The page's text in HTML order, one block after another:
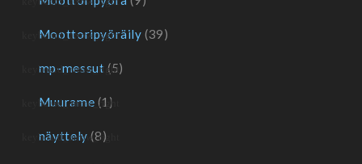
Moottoripyöräily (39)
mp-messut (5)
Muurame (1)
näyttely (8)